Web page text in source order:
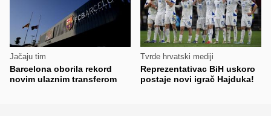
Jačaju tim
Barcelona oborila rekord
novim ulaznim transferom
Tvrde hrvatski mediji
Reprezentativac BiH uskoro
postaje novi igrač Hajduka!